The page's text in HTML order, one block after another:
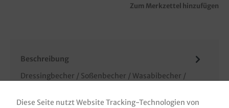
Zum Merkzettel hinzufügen
Beschreibung
Dressingbecher / Soßenbecher / Wasabibecher /
rund, PET, verschiedene Größ…
Diese Seite nutzt Website Tracking-Technologien von